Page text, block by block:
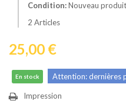
Condition:Nouveau produit
2 Articles
25,00 €
En stock Attention: dernières
Impression